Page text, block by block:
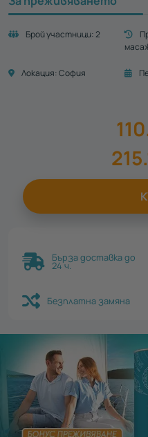
Брой участници:2
Локация:София
Бърза доставка до
24 ч.
Безплатна замяна